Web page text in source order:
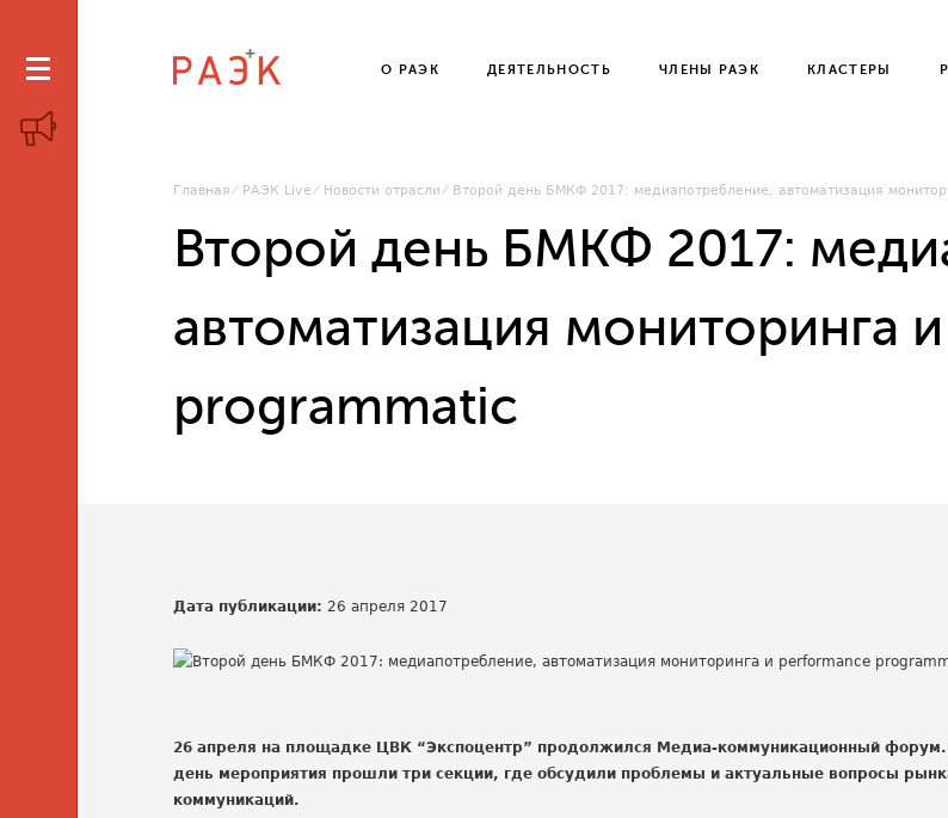
О РАЭК ДЕЯТЕЛЬНОСТЬ ЧЛЕНЫ РАЭК КЛАСТЕРЫ
Главная РАЭК Live Новости отрасли Второй день БМКФ 2017: медиапотребление, автоматизация
Второй день БМКФ 2017:
автоматизация мониторинга
programmatic
Дата публикации: 26 апреля 2017
26 апреля на площадке ЦВК “Экспоцентр” продолжился Медиа-коммуникационный форум.
день мероприятия прошли три секции, где обсудили проблемы и актуальные вопросы
коммуникаций.